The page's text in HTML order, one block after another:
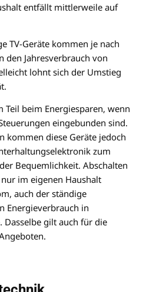
entfällt mittlerweile auf
TV-Geräte kommen je nach
den Jahresverbrauch von
lohnt sich der Umstieg
Teil beim Energiesparen, wenn
eingebunden sind.
kommen diese Geräte jedoch
zum
Bequemlichkeit. Abschalten
im eigenen Haushalt
auch der ständige
Energieverbrauch in
Dasselbe gilt auch für die